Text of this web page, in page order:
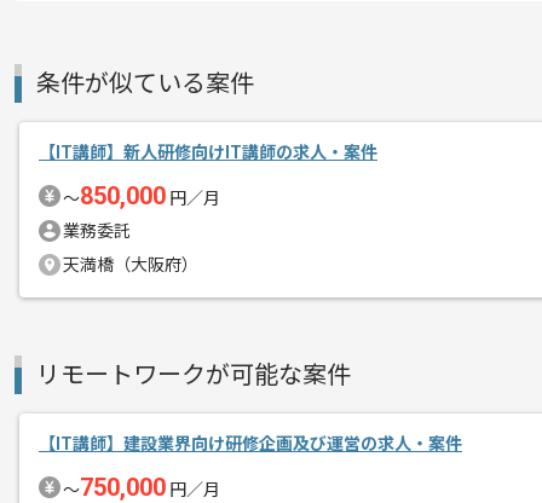
条件が似ている案件
【IT講師】新人研修向けIT講師の求人・案件
〜850,000 円／月
業務委託
天満橋（大阪府）
リモートワークが可能な案件
【IT講師】建設業界向け研修企画及び運営の求人・案件
〜750,000 円／月